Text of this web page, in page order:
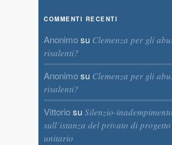
COMMENTI RECENTI
Anonimosu Clemenza per gli
risalenti?
Anonimosu Clemenza per gli
risalenti?
Vittoriosu Silenzio-
sull’istanza del privato di
unitario